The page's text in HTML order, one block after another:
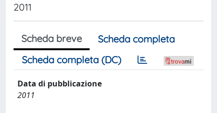
2011
Scheda breve
Scheda completa
Scheda completa (DC)
Data di pubblicazione
2011